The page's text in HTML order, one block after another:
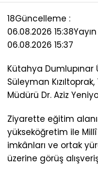
18Güncelleme :
06.08.2026 15:38
06.08.2026 15:37
Kütahya Dumlupınar
Süleyman
Müdürü Dr. Aziz
Ziyarette eğitim
yükseköğretim ile
imkânları ve ortak
üzerine görüş